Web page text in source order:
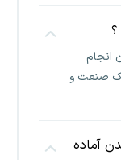
انجام
صنعت و
آماده